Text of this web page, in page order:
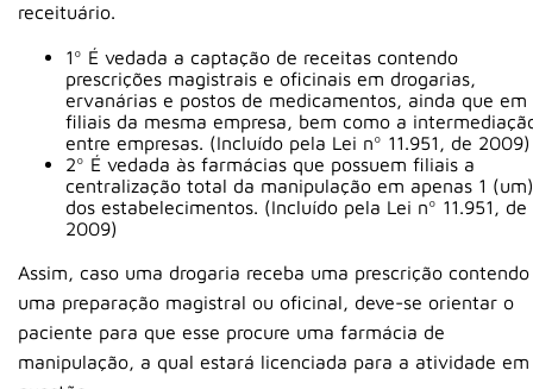
receituário.
1º É vedada a captação de receitas contendo
prescrições magistrais e oficinais em drogarias,
ervanárias e postos de medicamentos, ainda que em
filiais da mesma empresa, bem como a
entre empresas. (Incluído pela Lei nº 11.951, de 2009)
2º É vedada às farmácias que possuem filiais a
centralização total da manipulação em apenas 1 (um)
dos estabelecimentos. (Incluído pela Lei nº 11.951, de
2009)
Assim, caso uma drogaria receba uma prescrição contendo
uma preparação magistral ou oficinal, deve-se orientar o
paciente para que esse procure uma farmácia de
manipulação, a qual estará licenciada para a atividade em